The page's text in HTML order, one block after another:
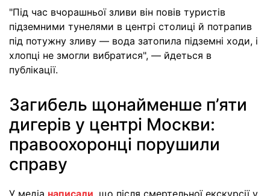
"Під час вчорашньої зливи він повів туристів
підземними тунелями в центрі столиці й потрапив
під потужну зливу — вода затопила підземні ходи, і
хлопці не змогли вибратися", — йдеться в
публікації.
Загибель щонайменше п’яти
дигерів у центрі Москви:
правоохоронці порушили
справу